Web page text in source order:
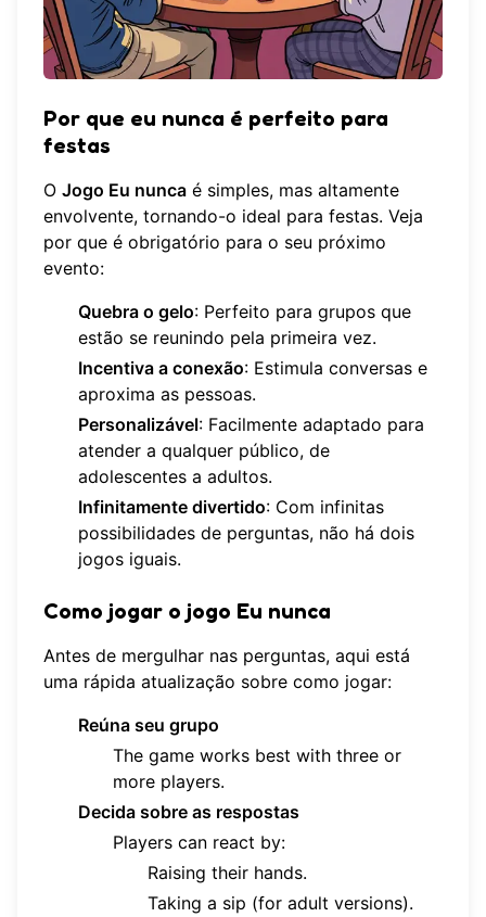
Por que eu nunca é perfeito para
festas
O Jogo Eu nunca é simples, mas altamente
envolvente, tornando-o ideal para festas. Veja
por que é obrigatório para o seu próximo
evento:
Quebra o gelo: Perfeito para grupos que
estão se reunindo pela primeira vez.
Incentiva a conexão: Estimula conversas e
aproxima as pessoas.
Personalizável: Facilmente adaptado para
atender a qualquer público, de
adolescentes a adultos.
Infinitamente divertido: Com infinitas
possibilidades de perguntas, não há dois
jogos iguais.
Como jogar o jogo Eu nunca
Antes de mergulhar nas perguntas, aqui está
uma rápida atualização sobre como jogar:
Reúna seu grupo
The game works best with three or
more players.
Decida sobre as respostas
Players can react by:
Raising their hands.
Taking a sip (for adult versions).